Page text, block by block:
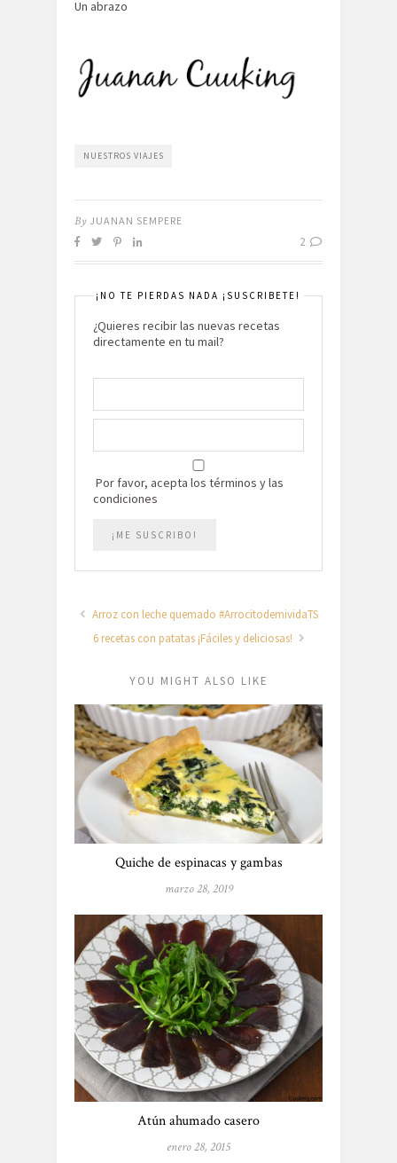
Un abrazo
NUESTROS VIAJES
By JUANAN SEMPERE
2
¡NO TE PIERDAS NADA ¡SUSCRIBETE!
¿Quieres recibir las nuevas recetas
directamente en tu mail?
Por favor, acepta los términos y las
condiciones
Arroz con leche quemado #ArrocitodemividaTS
6 recetas con patatas ¡Fáciles y deliciosas!
YOU MIGHT ALSO LIKE
Quiche de espinacas y gambas
marzo 28, 2019
Atún ahumado casero
enero 28, 2015